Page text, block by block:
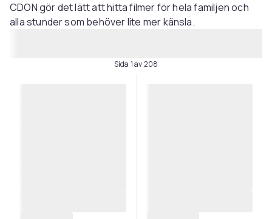
CDON gör det lätt att hitta filmer för hela familjen och
alla stunder som behöver lite mer känsla.
Sida 1 av 208